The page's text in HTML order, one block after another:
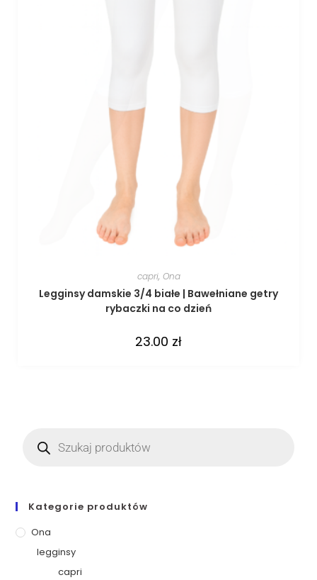
capri, Ona
Legginsy damskie 3/4 białe | Bawełniane getry
rybaczki na co dzień
23.00 zł
Kategorie produktów
Ona
legginsy
capri